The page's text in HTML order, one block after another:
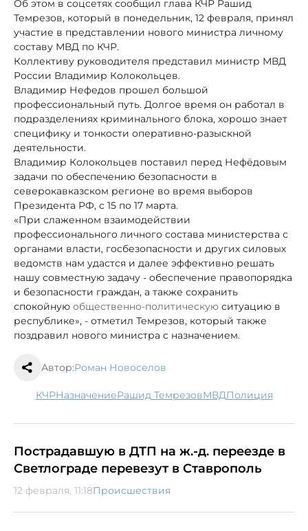
Об этом в соцсетях сообщил глава КЧР Рашид
Темрезов, который в понедельник, 12 февраля, принял
участие в представлении нового министра личному
составу МВД по КЧР.
Коллективу руководителя представил министр МВД
России Владимир Колокольцев.
Владимир Нефедов прошел большой
профессиональный путь. Долгое время он работал в
подразделениях криминального блока, хорошо знает
специфику и тонкости оперативно-разыскной
деятельности.
Владимир Колокольцев поставил перед Нефёдовым
задачи по обеспечению безопасности в
северокавказском регионе во время выборов
Президента РФ, с 15 по 17 марта.
«При слаженном взаимодействии
профессионального личного состава министерства с
органами власти, госбезопасности и других силовых
ведомств нам удастся и далее эффективно решать
нашу совместную задачу - обеспечение правопорядка
и безопасности граждан, а также сохранить
спокойную общественно-политическую ситуацию в
республике», - отметил Темрезов, который также
поздравил нового министра с назначением.
Автор:Роман Новоселов
КЧР назначение Рашид Темрезов МВД полиция
Пострадавшую в ДТП на ж.-д. переезде в
Светлограде перевезут в Ставрополь
12 февраля, 11:18Происшествия